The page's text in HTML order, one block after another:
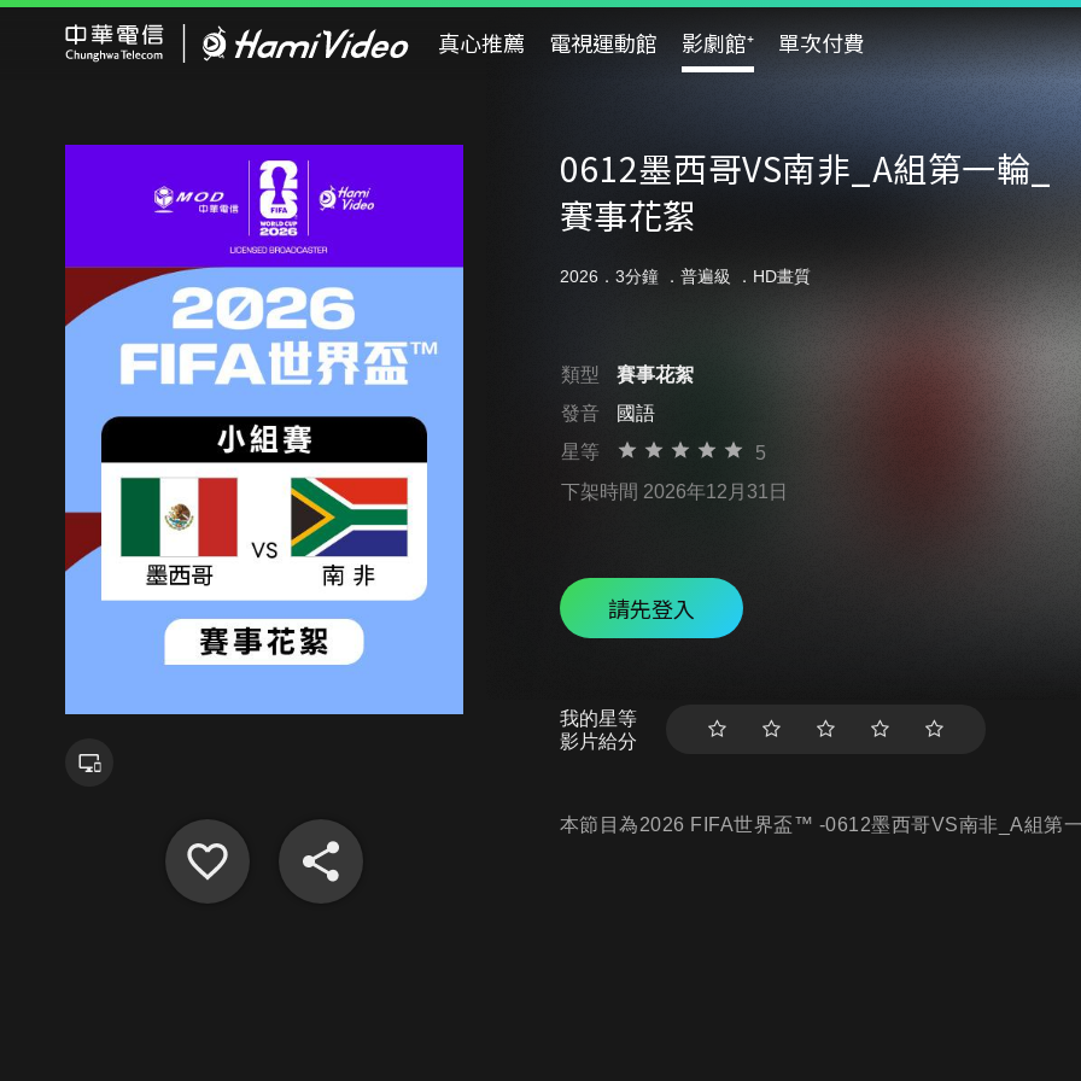
真心推薦 電視運動館 影劇館⁺ 單次付費
0612墨西哥VS南非_A組第一輪_
賽事花絮
2026．3分鐘 ． 普遍級 ．HD畫質
類型
賽事花絮
發音
國語
星等
5
下架時間 2026年12月31日
請先登入
我的星等
影片給分
本節目為2026 FIFA世界盃™ -0612墨西哥VS南非_A組第